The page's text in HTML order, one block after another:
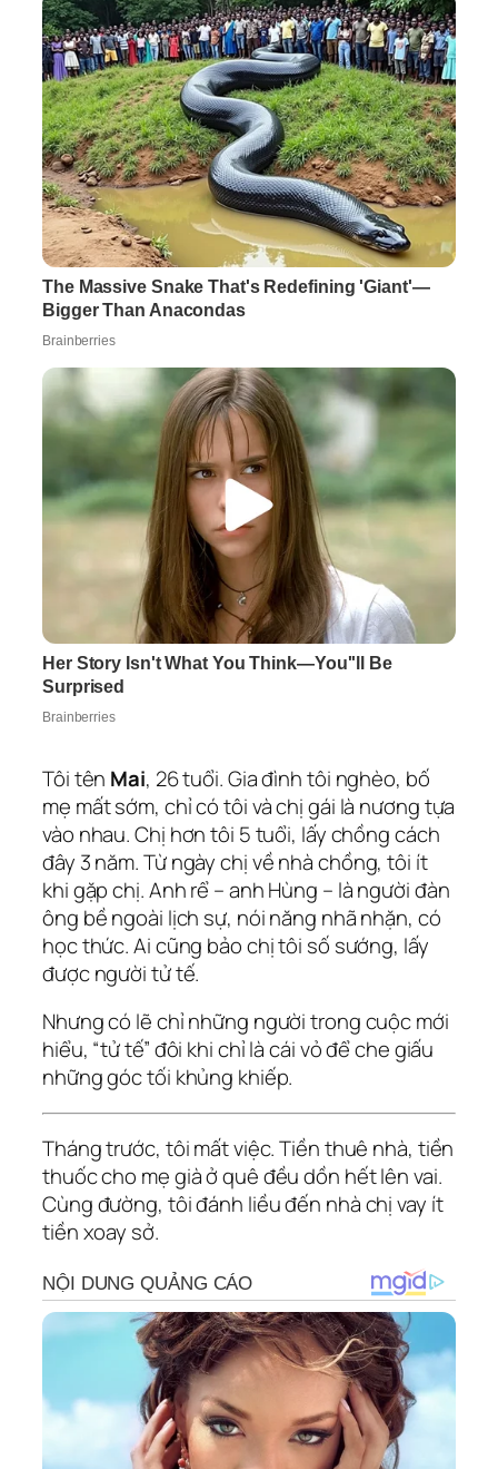
Tôi tên Mai, 26 tuổi. Gia đình tôi nghèo, bố
mẹ mất sớm, chỉ có tôi và chị gái là nương tựa
vào nhau. Chị hơn tôi 5 tuổi, lấy chồng cách
đây 3 năm. Từ ngày chị về nhà chồng, tôi ít
khi gặp chị. Anh rể – anh Hùng – là người đàn
ông bề ngoài lịch sự, nói năng nhã nhặn, có
học thức. Ai cũng bảo chị tôi số sướng, lấy
được người tử tế.
Nhưng có lẽ chỉ những người trong cuộc mới
hiểu, “tử tế” đôi khi chỉ là cái vỏ để che giấu
những góc tối khủng khiếp.
Tháng trước, tôi mất việc. Tiền thuê nhà, tiền
thuốc cho mẹ già ở quê đều dồn hết lên vai.
Cùng đường, tôi đánh liều đến nhà chị vay ít
tiền xoay sở.